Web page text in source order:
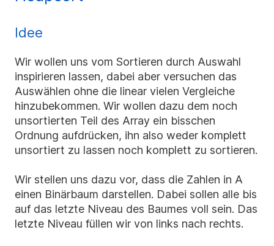
Idee
Wir wollen uns vom Sortieren durch Auswahl
inspirieren lassen, dabei aber versuchen das
Auswählen ohne die linear vielen Vergleiche
hinzubekommen. Wir wollen dazu dem noch
unsortierten Teil des Array ein bisschen
Ordnung aufdrücken, ihn also weder komplett
unsortiert zu lassen noch komplett zu sortieren.
Wir stellen uns dazu vor, dass die Zahlen in A
einen Binärbaum darstellen. Dabei sollen alle bis
auf das letzte Niveau des Baumes voll sein. Das
letzte Niveau füllen wir von links nach rechts.